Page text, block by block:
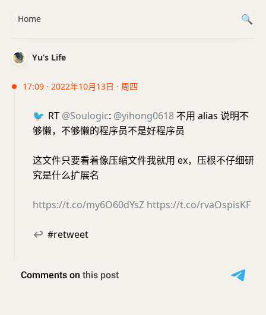
Yu’s Life
17:09 · 2022年10月13日 · 周四
🐦 RT @Soulogic: @yihong0618 不用 alias 说明不
够懒，不够懒的程序员不是好程序员
这文件只要看着像压缩文件我就用 ex，压根不仔细研
究是什么扩展名
https://t.co/my6O60dYsZ https://t.co/rvaOspisKF
↩ #retweet
Home